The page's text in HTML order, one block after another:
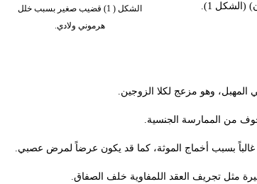
الشكل ( 1) قضيب صغير بسبب خلل
هرموني ولادي.
1).
المهبل، وهو مزعج لكلا الزوجين.
.
بسبب أخماج الموثة، كما قد يكون عرضاً لمرض عصبي.
مثل تجريف العقد اللمفاوية خلف الصفاق.